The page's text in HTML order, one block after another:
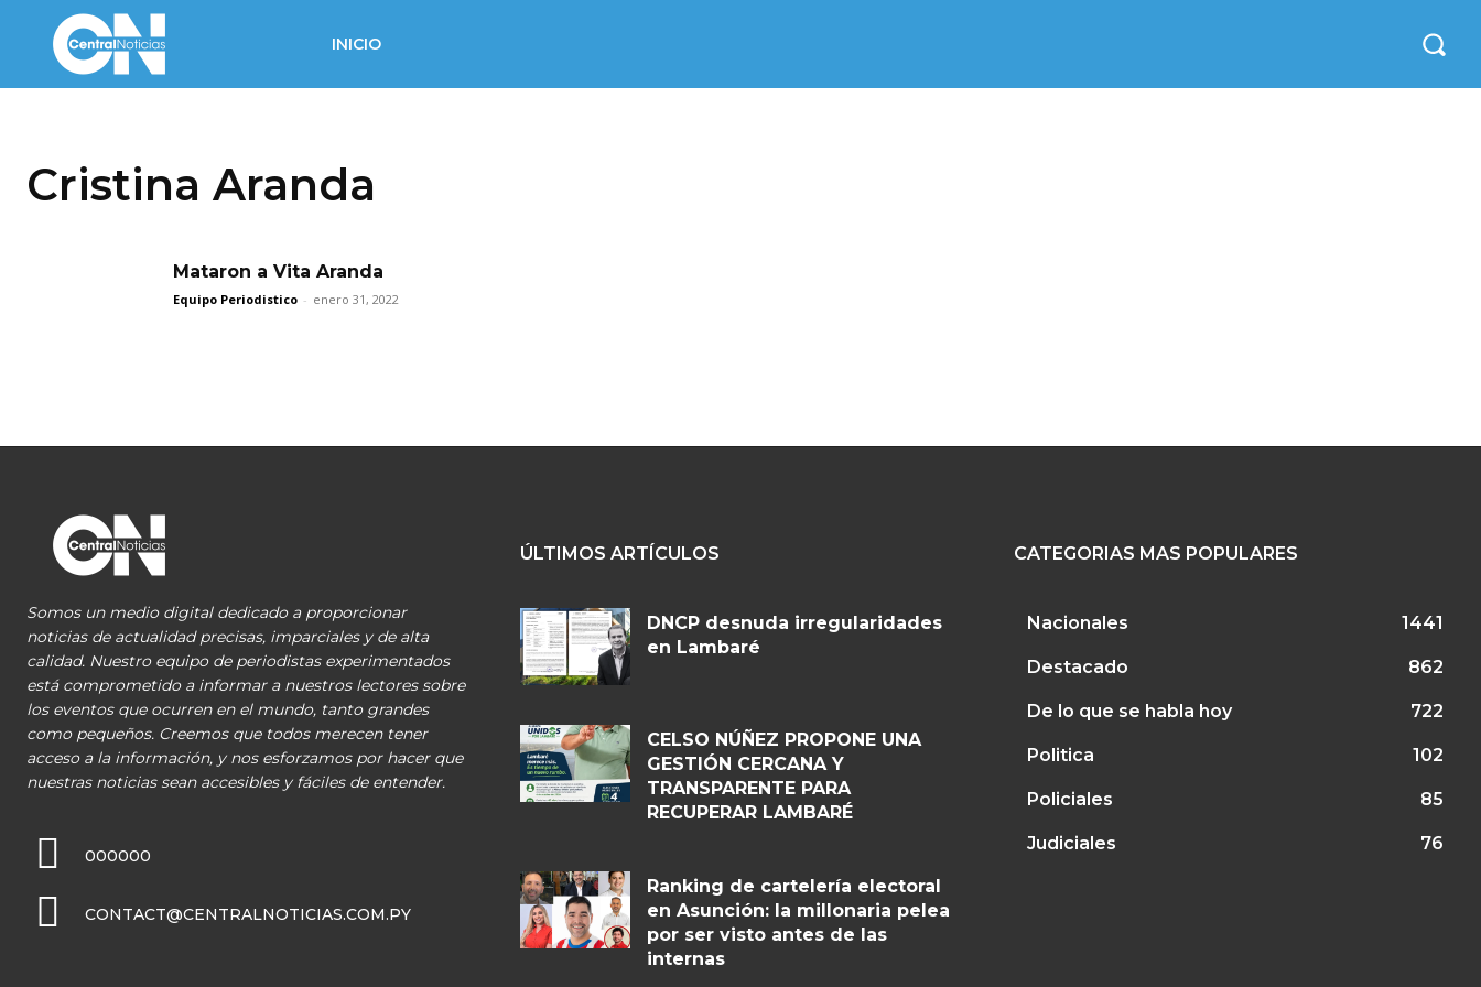
INICIO
Cristina Aranda
Mataron a Vita Aranda
Equipo Periodistico - enero 31, 2022
Somos un medio digital dedicado a proporcionar
noticias de actualidad precisas, imparciales y de alta
calidad. Nuestro equipo de periodistas experimentados
está comprometido a informar a nuestros lectores sobre
los eventos que ocurren en el mundo, tanto grandes
como pequeños. Creemos que todos merecen tener
acceso a la información, y nos esforzamos por hacer que
nuestras noticias sean accesibles y fáciles de entender.
000000
CONTACT@CENTRALNOTICIAS.COM.PY
ÚLTIMOS ARTÍCULOS
DNCP desnuda irregularidades
en Lambaré
CELSO NÚÑEZ PROPONE UNA
GESTIÓN CERCANA Y
TRANSPARENTE PARA
RECUPERAR LAMBARÉ
Ranking de cartelería electoral
en Asunción: la millonaria pelea
por ser visto antes de las
internas
CATEGORIAS MAS POPULARES
Nacionales 1441
Destacado 862
De lo que se habla hoy 722
Politica 102
Policiales 85
Judiciales 76